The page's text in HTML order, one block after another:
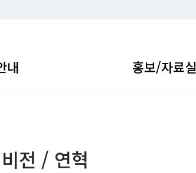
내 홍보/자료실
전 / 연혁